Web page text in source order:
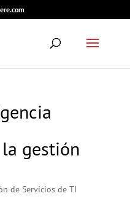
gestión
de Servicios de TI